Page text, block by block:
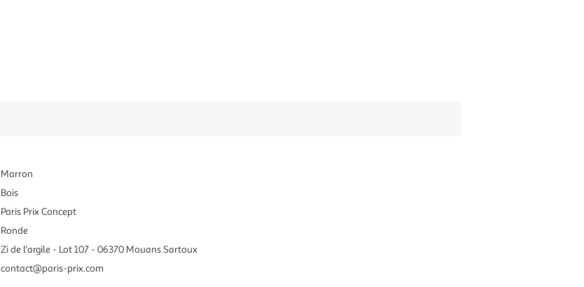
Marron
Bois
Paris Prix Concept
Ronde
Zi de l'argile - Lot 107 - 06370 Mouans Sartoux
contact@paris-prix.com